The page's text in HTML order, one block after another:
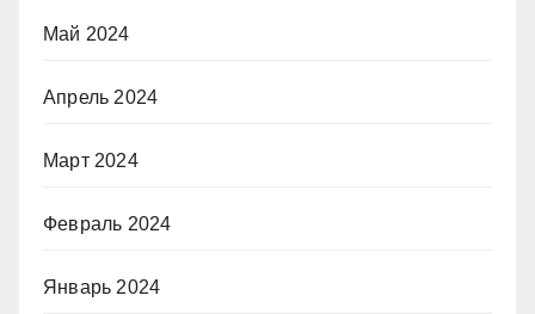
Май 2024
Апрель 2024
Март 2024
Февраль 2024
Январь 2024